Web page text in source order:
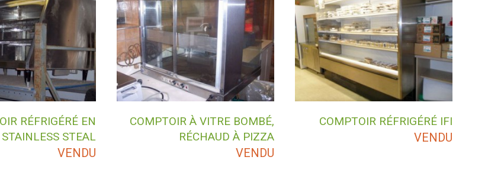
RÉFRIGÉRÉ EN
STAINLESS STEAL
VENDU
COMPTOIR À VITRE BOMBÉ,
RÉCHAUD À PIZZA
VENDU
COMPTOIR RÉFRIGÉRÉ IFI
VENDU